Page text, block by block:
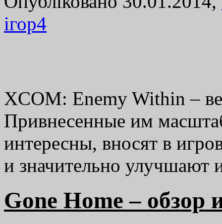
ігор4
XCOM: Enemy Within –
Привнесенные им
интересны, вносят в
и значительно улучшают
Gone Home – обзор